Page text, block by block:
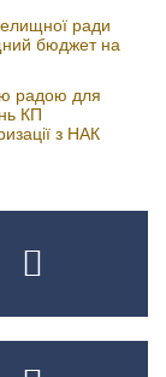
ради
бюджет на
радою для
КП
з НАК